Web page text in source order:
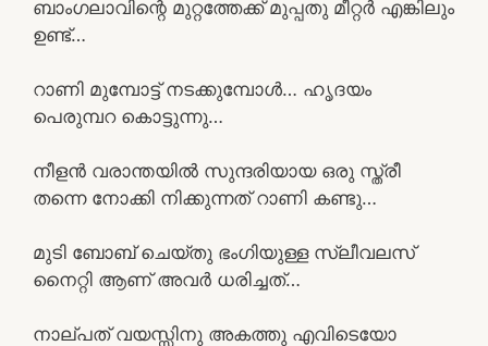
ബാംഗലാവിന്റെ മുറ്റത്തേക്ക് മുപ്പതു മീറ്റർ എങ്കിലും
ഉണ്ട്…
റാണി മുമ്പോട്ട് നടക്കുമ്പോൾ… ഹൃദയം
പെരുമ്പറ കൊട്ടുന്നു…
നീളൻ വരാന്തയിൽ സുന്ദരിയായ ഒരു സ്ത്രീ
തന്നെ നോക്കി നിക്കുന്നത് റാണി കണ്ടു…
മുടി ബോബ് ചെയ്തു ഭംഗിയുള്ള സ്ലീവലസ്
നൈറ്റി ആണ് അവർ ധരിച്ചത്…
നാല്പത് വയസ്സിനു അകത്തു എവിടെയോ